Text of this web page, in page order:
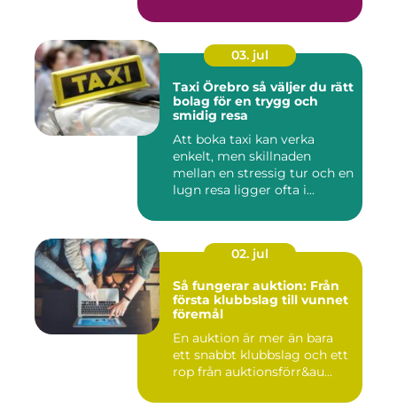
03. jul
Taxi Örebro så väljer du rätt
bolag för en trygg och
smidig resa
Att boka taxi kan verka
enkelt, men skillnaden
mellan en stressig tur och en
lugn resa ligger ofta i...
02. jul
Så fungerar auktion: Från
första klubbslag till vunnet
föremål
En auktion är mer än bara
ett snabbt klubbslag och ett
rop från auktionsförr&au...